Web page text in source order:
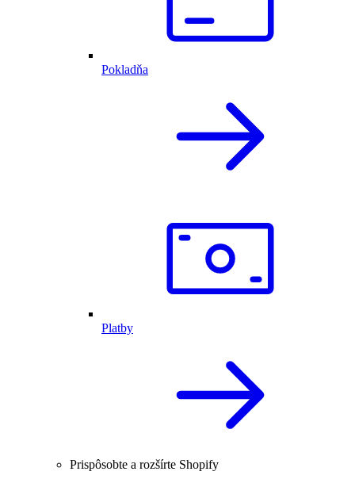
Pokladňa
Platby
Prispôsobte a rozšírte Shopify